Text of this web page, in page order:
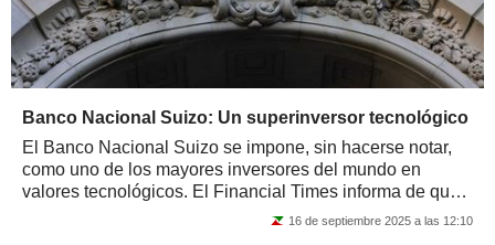
Banco Nacional Suizo: Un superinversor tecnológico
El Banco Nacional Suizo se impone, sin hacerse notar,
como uno de los mayores inversores del mundo en
valores tecnológicos. El Financial Times informa de que,
según datos de junio de la Comisión...16 de septiembre 2025 a las 12:10